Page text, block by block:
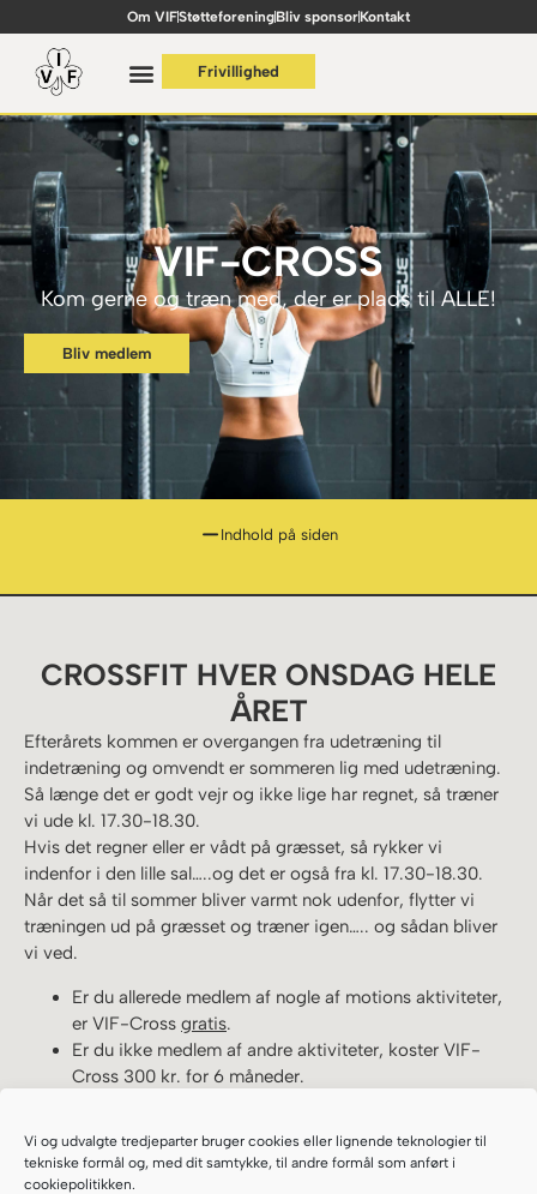
Vi og udvalgte tredjeparter bruger cookies eller lignende teknologier til
tekniske formål og, med dit samtykke, til andre formål som anført i
cookiepolitikken.
Om VIFStøtteforeningBliv sponsorKontakt
Frivillighed
VIF-CROSS
Kom gerne og træn med, der er plads til ALLE!
Bliv medlem
Indhold på siden
CROSSFIT HVER ONSDAG HELE
ÅRET
Efterårets kommen er overgangen fra udetræning til
indetræning og omvendt er sommeren lig med udetræning.
Så længe det er godt vejr og ikke lige har regnet, så træner
vi ude kl. 17.30-18.30.
Hvis det regner eller er vådt på græsset, så rykker vi
indenfor i den lille sal…..og det er også fra kl. 17.30-18.30.
Når det så til sommer bliver varmt nok udenfor, flytter vi
træningen ud på græsset og træner igen….. og sådan bliver
vi ved.
Er du allerede medlem af nogle af motions aktiviteter,
er VIF-Cross gratis.
Er du ikke medlem af andre aktiviteter, koster VIF-
Cross 300 kr. for 6 måneder.
sommerferien! Der er fuld fart på
VIF-Cross og vi har plads til flere!